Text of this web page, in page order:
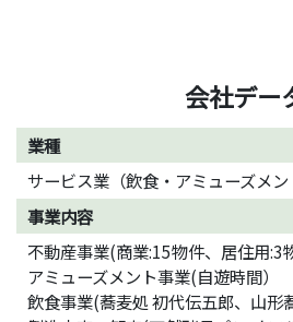
会社デー
業種
サービス業（飲食・アミューズメン
事業内容
不動産事業(商業:15物件、居住用:3
アミューズメント事業(自遊時間）
飲食事業(蕎麦処 初代伝五郎、山形